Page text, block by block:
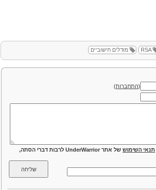
RSA מודלים חישוביים
(התחברות)
תנאי השימוש
של אתר UnderWarrior לרבות דברי הסתה,